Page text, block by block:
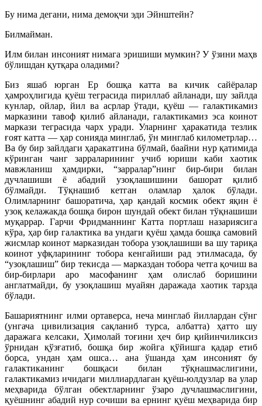
Бу нима дегани, нима демоқчи эди Эйнштейн?
Билмайман.
Илм билан инсоният нимага эришиши мумкин? У ўзини маҳв
бўлишдан қутқара оладими?
Биз яшаб юрган Ер бошқа катта ва кичик сайёралар
ҳамроҳлигида қуёш теграсида пириллаб айланади, шу зайлда
кунлар, ойлар, йил ва асрлар ўтади, қуёш — галактикамиз
марказини тавоф қилиб айланади, галактикамиз эса коинот
маркази теграсида чарх уради. Уларнинг ҳаракатида тезлик
ғоят катта — ҳар сонияда минглаб, ўн минглаб километрлар…
Ва бу бир зайлдаги ҳаракатгина бўлмай, баайни нур қатимида
кўринган чанг зарраларининг учиб юриши каби хаотик
мавжланиш ҳамдирки, “зарралар”нинг бир-бири билан
дучлашиши ё абадий узоқлашишини башорат қилиб
бўлмайди. Тўқнашиб кетган оламлар ҳалок бўлади.
Олимларнинг башоратича, ҳар қандай космик обект яқин ё
узоқ келажакда бошқа бирон шундай обект билан тўқнашиши
муқаррар. Гарчи Фридманнинг Катта портлаш назариясига
кўра, ҳар бир галактика ва ундаги қуёш ҳамда бошқа самовий
жисмлар коинот марказидан тобора узоқлашиши ва шу тариқа
коинот уфқларининг тобора кенгайиши рад этилмасада, бу
“узоқлашиш” бир текисда — марказдан тобора четга қочиш ва
бир-бирлари аро масофанинг ҳам олислаб боришини
англатмайди, бу узоқлашиш муайян даражада хаотик тарзда
бўлади.
Башариятнинг илми ортаверса, неча минглаб йиллардан сўнг
(унгача цивилизация сақланиб турса, албатта) ҳатто шу
даражага келсаки, Ҳимолай тоғини ҳеч бир қийинчиликсиз
ўрнидан қўзғатиб, бошқа бир жойга қўйишга қадар етиб
борса, ундан ҳам ошса… ана ўшанда ҳам инсоният бу
галактиканинг бошқаси билан тўқнашмаслигини,
галактикамиз ичидаги миллиардлаган қуёш-юлдузлар ва улар
меҳварида бўлган обектларнинг ўзаро дучлашмаслигини,
қуёшнинг абадий нур сочиши ва ернинг қуёш меҳварида бир